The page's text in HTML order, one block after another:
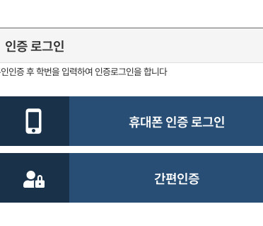
인증 로그인
인증 후 학번을 입력하여 인증로그인을 합니다
휴대폰 인증 로그인
간편인증